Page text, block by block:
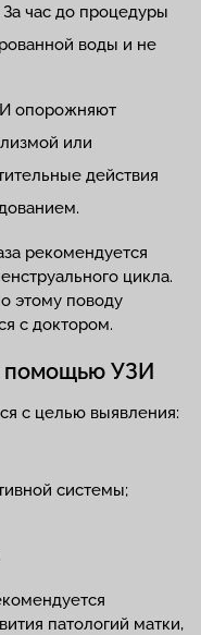
час до процедуры
воды и не
опорожняют
или
действия
рекомендуется
цикла.
этому поводу
с доктором.
помощью УЗИ
с целью выявления:
системы;
патологий матки,